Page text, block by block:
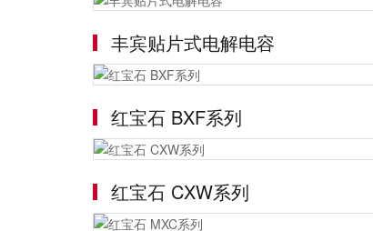
丰宾贴片式电解电容
红宝石 BXF系列
红宝石 CXW系列